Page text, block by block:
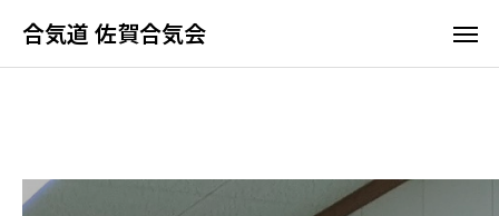
合気道 佐賀合気会
合気道 佐賀合気会
佐賀合気会の特長